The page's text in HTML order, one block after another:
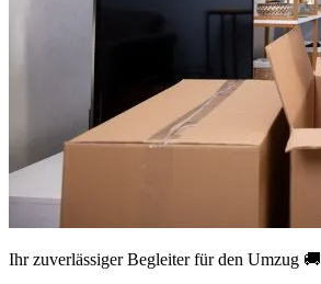
Ihr zuverlässiger Begleiter für den Umzug 🚚